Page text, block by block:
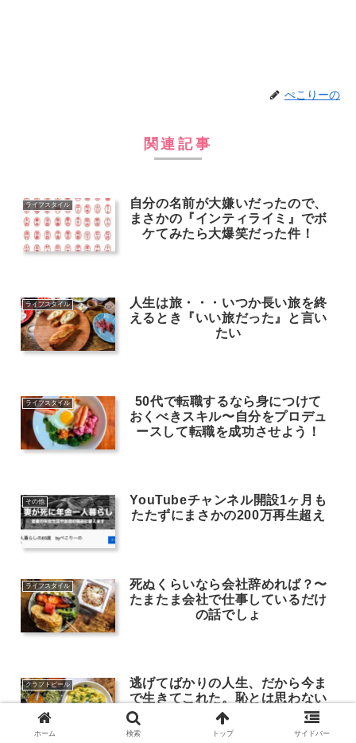
ぺこりーの
関連記事
ライフスタイル
自分の名前が大嫌いだったので、
まさかの『インティライミ』でボ
ケてみたら大爆笑だった件！
ライフスタイル
人生は旅・・・いつか長い旅を終
えるとき『いい旅だった』と言い
たい
ライフスタイル
50代で転職するなら身につけて
おくべきスキル〜自分をプロデュ
ースして転職を成功させよう！
その他
YouTubeチャンネル開設1ヶ月も
たたずにまさかの200万再生超え
ライフスタイル
死ぬくらいなら会社辞めれば？〜
たまたま会社で仕事しているだけ
の話でしょ
クラフトビール
逃げてばかりの人生、だから今ま
で生きてこれた。恥とは思わない
が役には立つ
ホーム 検索 トップ サイドバー